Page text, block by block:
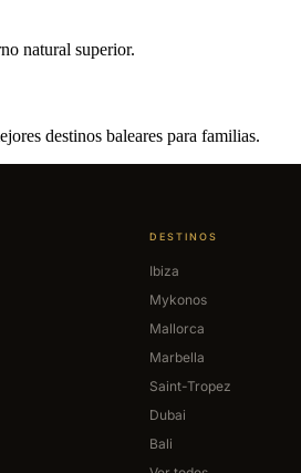
natural superior.
destinos baleares para familias.
DESTINOS
Ibiza
Mykonos
Mallorca
Marbella
Saint-Tropez
Dubai
Bali